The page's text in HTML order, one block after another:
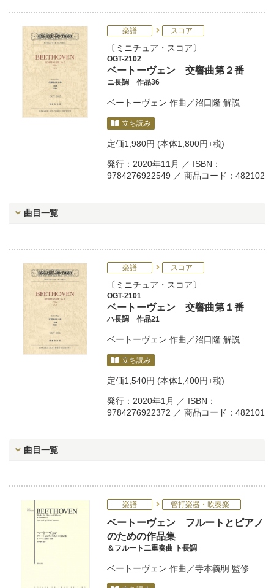
楽譜 スコア
ミニチュア・スコア
OGT-2102
ベートーヴェン 交響曲第２番
ニ長調 作品36
ベートーヴェン 作曲／沼口隆 解説
立ち読み
定価1,980円 (本体1,800円+税)
発行：2020年11月 ／ ISBN：
9784276922549 ／ 商品コード：482102
曲目一覧
楽譜 スコア
ミニチュア・スコア
OGT-2101
ベートーヴェン 交響曲第１番
ハ長調 作品21
ベートーヴェン 作曲／沼口隆 解説
立ち読み
定価1,540円 (本体1,400円+税)
発行：2020年1月 ／ ISBN：
9784276922372 ／ 商品コード：482101
曲目一覧
楽譜 管打楽器・吹奏楽
ベートーヴェン フルートとピアノ
のための作品集
＆フルート二重奏曲 ト長調
ベートーヴェン 作曲／寺本義明 監修